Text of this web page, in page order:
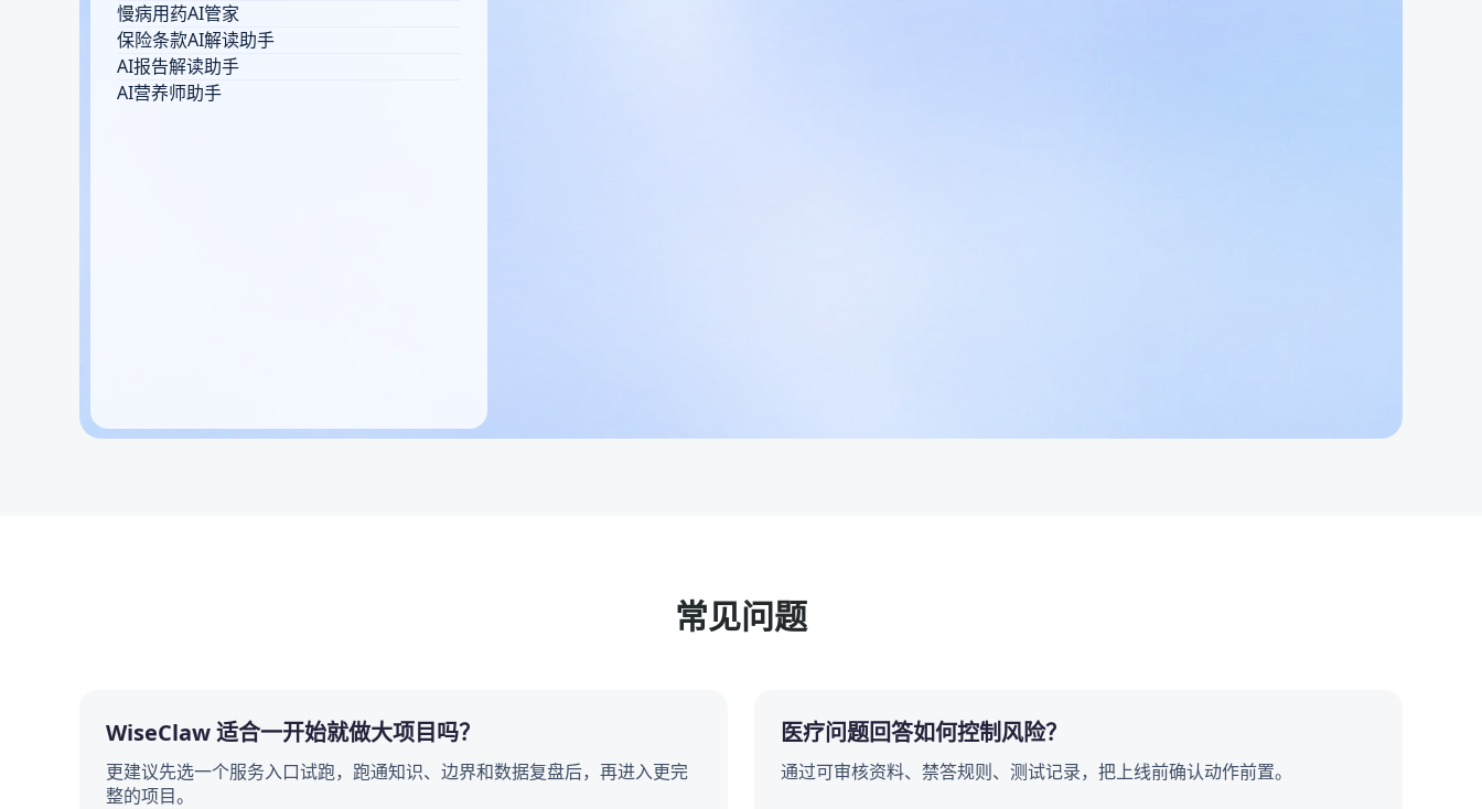
慢病用药AI管家
保险条款AI解读助手
AI报告解读助手
AI营养师助手
常见问题
WiseClaw 适合一开始就做大项目吗？
更建议先选一个服务入口试跑，跑通知识、边界和数据复盘后，再进入更完
整的项目。
医疗问题回答如何控制风险？
通过可审核资料、禁答规则、测试记录，把上线前确认动作前置。